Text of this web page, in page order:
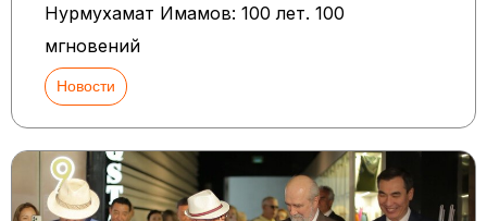
Нурмухамат Имамов: 100 лет. 100
мгновений
Новости